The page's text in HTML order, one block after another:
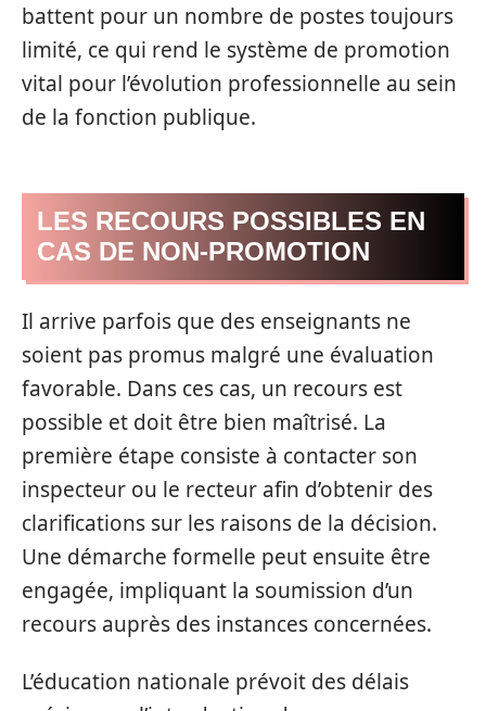
battent pour un nombre de postes toujours
limité, ce qui rend le système de promotion
vital pour l’évolution professionnelle au sein
de la fonction publique.
LES RECOURS POSSIBLES EN
CAS DE NON-PROMOTION
Il arrive parfois que des enseignants ne
soient pas promus malgré une évaluation
favorable. Dans ces cas, un recours est
possible et doit être bien maîtrisé. La
première étape consiste à contacter son
inspecteur ou le recteur afin d’obtenir des
clarifications sur les raisons de la décision.
Une démarche formelle peut ensuite être
engagée, impliquant la soumission d’un
recours auprès des instances concernées.
L’éducation nationale prévoit des délais